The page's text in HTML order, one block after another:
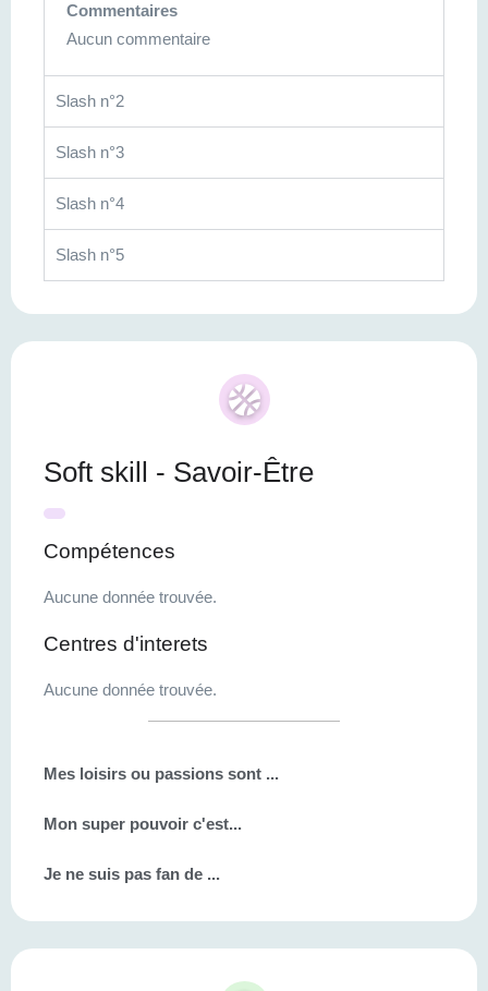
Commentaires
Aucun commentaire
Slash n°2
Slash n°3
Slash n°4
Slash n°5
Soft skill - Savoir-Être
Compétences
Aucune donnée trouvée.
Centres d'interets
Aucune donnée trouvée.
Mes loisirs ou passions sont ...
Mon super pouvoir c'est...
Je ne suis pas fan de ...